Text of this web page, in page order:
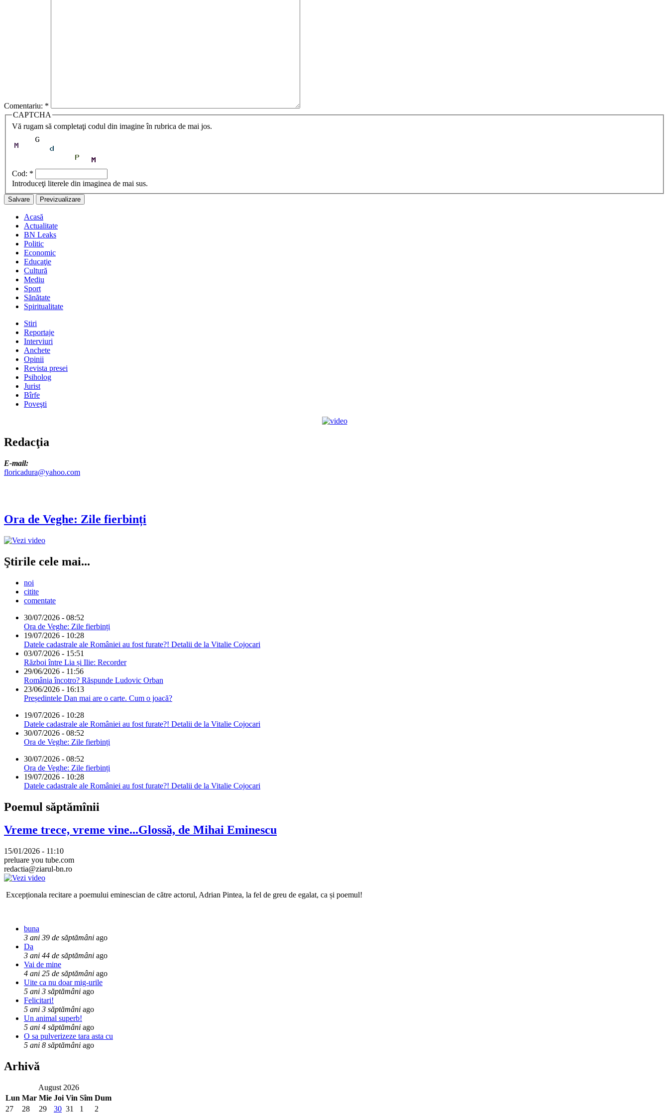
Comentariu: *
CAPTCHA
Vă rugam să completaţi codul din imagine în rubrica de mai jos.
Cod: *
Introduceţi literele din imaginea de mai sus.
Acasă
Actualitate
BN Leaks
Politic
Economic
Educaţie
Cultură
Mediu
Sport
Sănătate
Spiritualitate
Stiri
Reportaje
Interviuri
Anchete
Opinii
Revista presei
Psiholog
Jurist
Bîrfe
Poveşti
Redacţia
E-mail:
floricadura@yahoo.com
Ora de Veghe: Zile fierbinți
Ştirile cele mai...
noi
citite
comentate
30/07/2026 - 08:52
Ora de Veghe: Zile fierbinți
19/07/2026 - 10:28
Datele cadastrale ale României au fost furate?! Detalii de la Vitalie Cojocari
03/07/2026 - 15:51
Război între Lia și Ilie: Recorder
29/06/2026 - 11:56
România încotro? Răspunde Ludovic Orban
23/06/2026 - 16:13
Președintele Dan mai are o carte. Cum o joacă?
19/07/2026 - 10:28
Datele cadastrale ale României au fost furate?! Detalii de la Vitalie Cojocari
30/07/2026 - 08:52
Ora de Veghe: Zile fierbinți
30/07/2026 - 08:52
Ora de Veghe: Zile fierbinți
19/07/2026 - 10:28
Datele cadastrale ale României au fost furate?! Detalii de la Vitalie Cojocari
Poemul săptămînii
Vreme trece, vreme vine...Glossă, de Mihai Eminescu
15/01/2026 - 11:10
preluare you tube.com
redactia@ziarul-bn.ro
Excepționala recitare a poemului eminescian de către actorul, Adrian Pintea, la fel de greu de egalat, ca și poemul!
buna
3 ani 39 de săptămâni ago
Da
3 ani 44 de săptămâni ago
Vai de mine
4 ani 25 de săptămâni ago
Uite ca nu doar mig-urile
5 ani 3 săptămâni ago
Felicitari!
5 ani 3 săptămâni ago
Un animal superb!
5 ani 4 săptămâni ago
O sa pulverizeze tara asta cu
5 ani 8 săptămâni ago
Arhivă
August 2026
Lun Mar Mie Joi Vin Sîm Dum
27
28 29 30 31 1 2